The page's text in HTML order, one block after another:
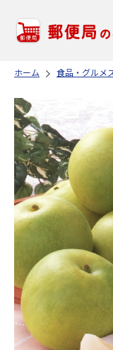
ホーム 食品・グルメ